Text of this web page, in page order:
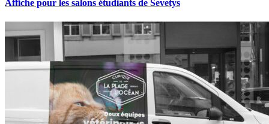
Affiche pour les salons étudiants de Sevetys